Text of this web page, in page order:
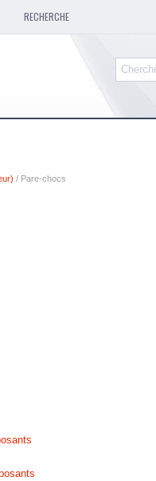
RECHERCHE
/ Pare-chocs